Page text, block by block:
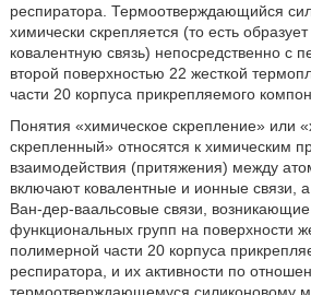
респиратора. Термоотверждающийся
химически скрепляется (то есть
ковалентную связь) непосредственно с
второй поверхностью 22 жесткой
части 20 корпуса прикрепляемого
Понятия «химическое скрепление» или
скрепленный» относятся к химическим
взаимодействия (притяжения) между
включают ковалентные и ионные связи,
Ван-дер-ваальсовые связи, возникающие
функциональных групп на поверхности
полимерной части 20 корпуса
респиратора, и их активности по